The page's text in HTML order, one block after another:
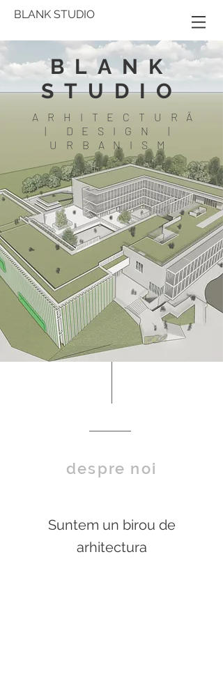
BLANK STUDIO
BLANK
STUDIO
ARHITECTURĂ
| DESIGN |
URBANISM
despre noi
Suntem un birou de
arhitectura